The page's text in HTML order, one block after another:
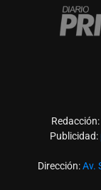
Redacción:
Publicidad:
Dirección:Av.